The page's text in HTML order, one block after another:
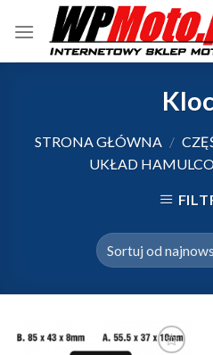
STRONA GŁÓWNA /
UKŁAD